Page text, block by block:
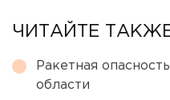
ЧИТАЙТЕ
Ракетная
области